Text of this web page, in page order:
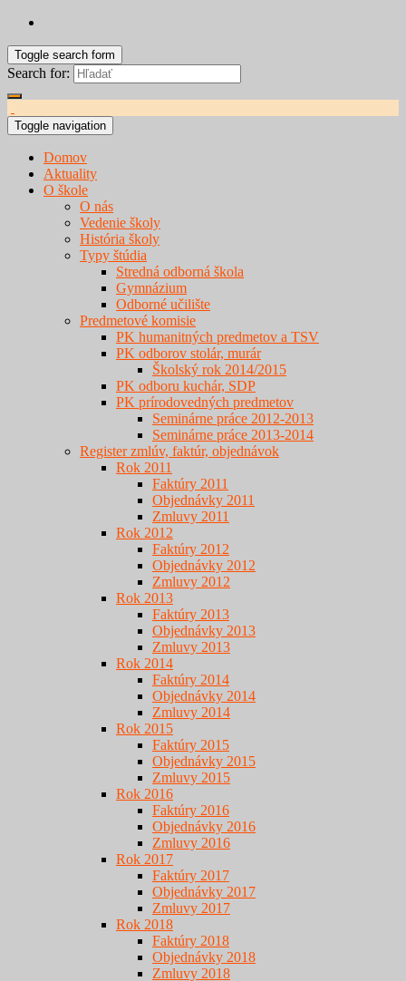
Toggle search form
Search for:
Toggle navigation
Domov
Aktuality
O škole
O nás
Vedenie školy
História školy
Typy štúdia
Stredná odborná škola
Gymnázium
Odborné učilište
Predmetové komisie
PK humanitných predmetov a TSV
PK odborov stolár, murár
Školský rok 2014/2015
PK odboru kuchár, SDP
PK prírodovedných predmetov
Seminárne práce 2012-2013
Seminárne práce 2013-2014
Register zmlúv, faktúr, objednávok
Rok 2011
Faktúry 2011
Objednávky 2011
Zmluvy 2011
Rok 2012
Faktúry 2012
Objednávky 2012
Zmluvy 2012
Rok 2013
Faktúry 2013
Objednávky 2013
Zmluvy 2013
Rok 2014
Faktúry 2014
Objednávky 2014
Zmluvy 2014
Rok 2015
Faktúry 2015
Objednávky 2015
Zmluvy 2015
Rok 2016
Faktúry 2016
Objednávky 2016
Zmluvy 2016
Rok 2017
Faktúry 2017
Objednávky 2017
Zmluvy 2017
Rok 2018
Faktúry 2018
Objednávky 2018
Zmluvy 2018